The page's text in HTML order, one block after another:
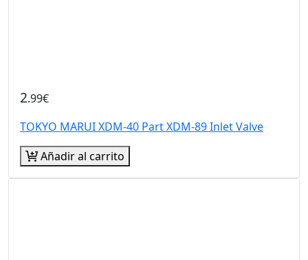
2.99€
TOKYO MARUI XDM-40 Part XDM-89 Inlet Valve
Añadir al carrito